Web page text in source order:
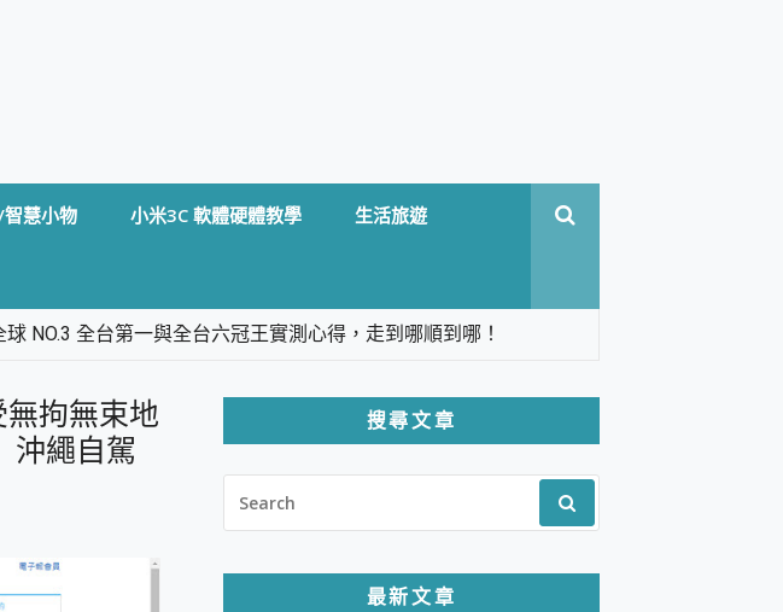
慧小物 小米3C 軟體硬體教學 生活旅遊
NO.3 全台第一與全台六冠王實測心得，走到哪順到哪！
開箱 評測
能防水雲端攝影機 SpotCam Solo 3 2.5K高畫質戶外攝影機 開箱 評
箱評價，AI輕薄商務筆電 Copilot+ PC
影像、持久續航與 IP69K 高防護
電 開箱 評測
拘無束地
沖繩自駕
搜尋文章
FOR:
最新文章